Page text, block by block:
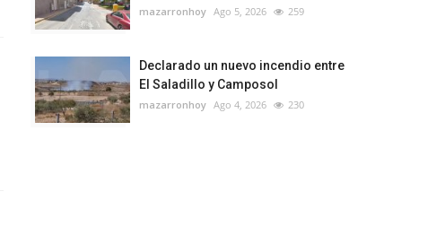
mazarronhoy Ago 5, 2026 259
Declarado un nuevo incendio entre
El Saladillo y Camposol
mazarronhoy Ago 4, 2026 230